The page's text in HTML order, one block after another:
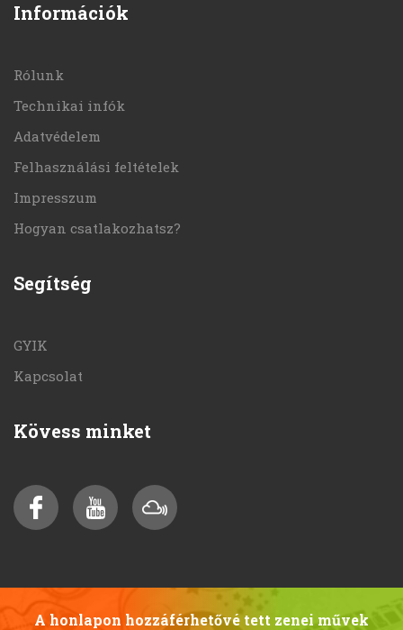
Információk
Rólunk
Technikai infók
Adatvédelem
Felhasználási feltételek
Impresszum
Hogyan csatlakozhatsz?
Segítség
GYIK
Kapcsolat
Kövess minket
A honlapon hozzáférhetővé tett zenei művek